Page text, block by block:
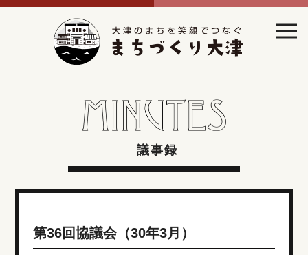
議事録
第36回協議会（30年3月）